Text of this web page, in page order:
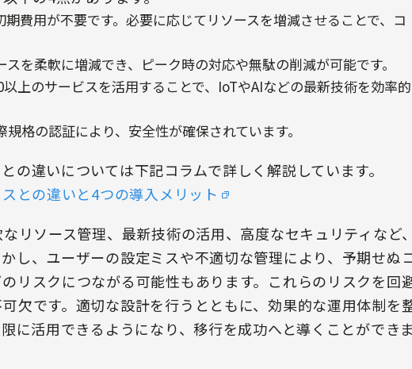
期費用が不要です。必要に応じてリソースを増減させることで、コ
を柔軟に増減でき、ピーク時の対応や無駄の削減が可能です。
以上のサービスを活用することで、IoTやAIなどの最新技術を効率的
規格の認証により、安全性が確保されています。
の違いについては下記コラムで詳しく解説しています。
との違いと4つの導入メリット
リソース管理、最新技術の活用、高度なセキュリティなど、
し、ユーザーの設定ミスや不適切な管理により、予期せぬ
リスクにつながる可能性もあります。これらのリスクを回
欠です。適切な設計を行うとともに、効果的な運用体制を
に活用できるようになり、移行を成功へと導くことができま